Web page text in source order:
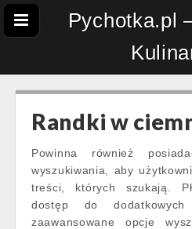
Pychotka.pl
Randki w
Powinna również
wyszukiwania, aby
treści, których szukają.
dostęp do
zaawansowane opcje